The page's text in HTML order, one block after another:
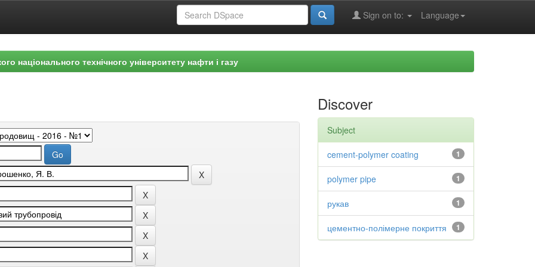
Language
Sign on to:
національного технічного університету нафти і газу
Discover
Subject
1
cement-polymer coating
1
polymer pipe
1
рукав
1
цементно-полімерне покриття